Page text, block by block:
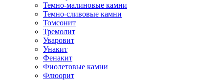
Темно-малиновые камни
Темно-сливовые камни
Томсонит
Тремолит
Уваровит
Унакит
Фенакит
Фиолетовые камни
Флюорит